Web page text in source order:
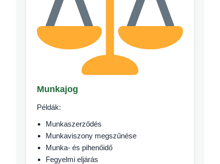
Munkajog
Példák:
Munkaszerződés
Munkaviszony megszűnése
Munka- és pihenőidő
Fegyelmi eljárás